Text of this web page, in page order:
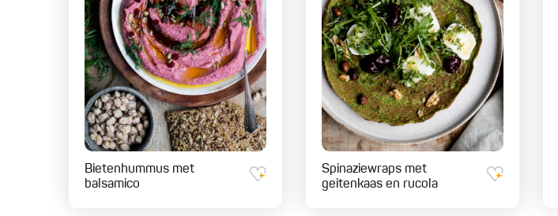
Bietenhummus met
balsamico
Spinaziewraps met
geitenkaas en rucola